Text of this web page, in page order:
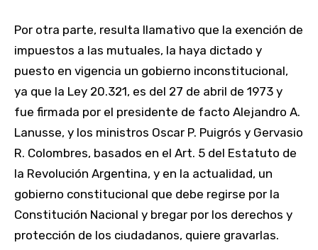
Por otra parte, resulta llamativo que la exención de
impuestos a las mutuales, la haya dictado y
puesto en vigencia un gobierno inconstitucional,
ya que la Ley 20.321, es del 27 de abril de 1973 y
fue firmada por el presidente de facto Alejandro A.
Lanusse, y los ministros Oscar P. Puigrós y Gervasio
R. Colombres, basados en el Art. 5 del Estatuto de
la Revolución Argentina, y en la actualidad, un
gobierno constitucional que debe regirse por la
Constitución Nacional y bregar por los derechos y
protección de los ciudadanos, quiere gravarlas.